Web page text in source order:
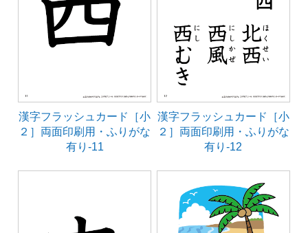
漢字フラッシュカード［小
２］両面印刷用・ふりがな
有り-11
漢字フラッシュカード［小
２］両面印刷用・ふりがな
有り-12